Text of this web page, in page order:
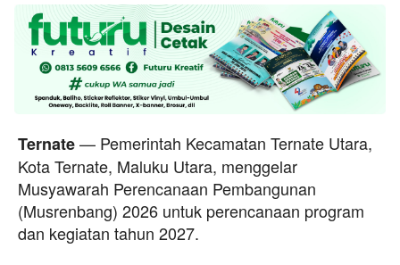
Ternate— Pemerintah Kecamatan Ternate Utara,
Kota Ternate, Maluku Utara, menggelar
Musyawarah Perencanaan Pembangunan
(Musrenbang) 2026 untuk perencanaan program
dan kegiatan tahun 2027.